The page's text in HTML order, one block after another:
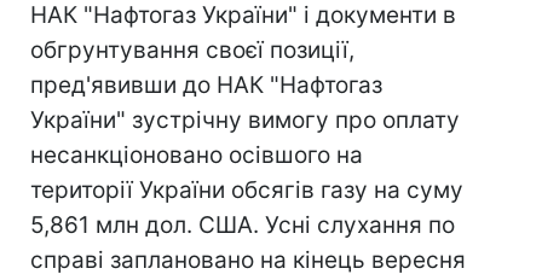
НАК "Нафтогаз України" і документи в
обгрунтування своєї позиції,
пред'явивши до НАК "Нафтогаз
України" зустрічну вимогу про оплату
несанкціоновано осівшого на
території України обсягів газу на суму
5,861 млн дол. США. Усні слухання по
справі заплановано на кінець вересня